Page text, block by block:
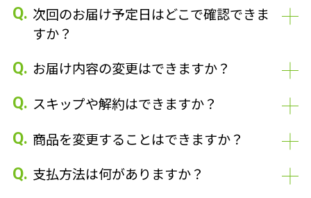
Q. 次回のお届け予定日はどこで確認できま
すか？
Q. お届け内容の変更はできますか？
Q. スキップや解約はできますか？
Q. 商品を変更することはできますか？
Q. 支払方法は何がありますか？